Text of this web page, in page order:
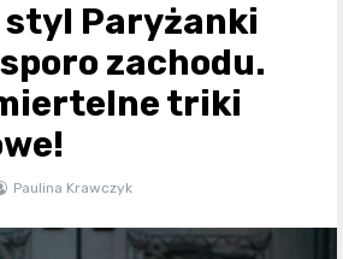
styl Paryżanki
zachodu.
triki
Paulina Krawczyk